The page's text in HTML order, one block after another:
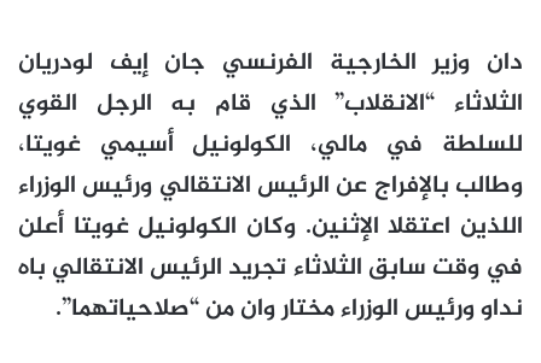
دان وزير الخارجية الفرنسي جان إيف لودريان
الثلاثاء “الانقلاب” الذي قام به الرجل القوي
للسلطة في مالي، الكولونيل أسيمي غويتا،
وطالب بالإفراج عن الرئيس الانتقالي ورئيس الوزراء
اللذين اعتقلا الإثنين. وكان الكولونيل غويتا أعلن
في وقت سابق الثلاثاء تجريد الرئيس الانتقالي باه
نداو ورئيس الوزراء مختار وان من “صلاحياتهما”.